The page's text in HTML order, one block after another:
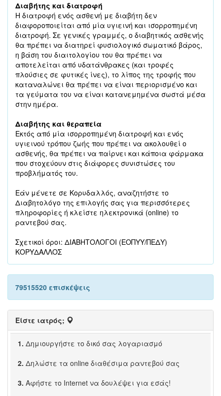
Διαβήτης και διατροφή
Η διατροφή ενός ασθενή με διαβήτη δεν
διαφοροποιείται από μία υγιεινή και ισορροπημένη
διατροφή. Σε γενικές γραμμές, ο διαβητικός ασθενής
θα πρέπει να διατηρεί φυσιολογικό σωματικό βάρος,
η βάση του διαιτολογίου του θα πρέπει να
αποτελείται από υδατάνθρακες (και τροφές
πλούσιες σε φυτικές ίνες), το λίπος της τροφής που
καταναλώνει θα πρέπει να είναι περιορισμένο και
τα γεύματα του να είναι κατανεμημένα σωστά μέσα
στην ημέρα.
Διαβήτης και θεραπεία
Εκτός από μία ισορροπημένη διατροφή και ενός
υγιεινού τρόπου ζωής που πρέπει να ακολουθεί ο
ασθενής, θα πρέπει να παίρνει και κάποια φάρμακα
που στοχεύουν στις διάφορες συνιστώσες του
προβλήματός του.
Εάν μένετε σε Κορυδαλλός, αναζητήστε το
Διαβητολόγο της επιλογής σας για περισσότερες
πληροφορίες ή κλείστε ηλεκτρονικά (online) το
ραντεβού σας.
Σχετικοί όροι: ΔΙΑΒΗΤΟΛΟΓΟΙ (ΕΟΠΥΥ/ΠΕΔΥ)
ΚΟΡΥΔΑΛΛΟΣ
79515520 επισκέψεις
Είστε ιατρός;
1. Δημιουργήστε το δικό σας λογαριασμό
2. Δηλώστε τα online διαθέσιμα ραντεβού σας
3. Αφήστε το Internet να δουλέψει για εσάς!